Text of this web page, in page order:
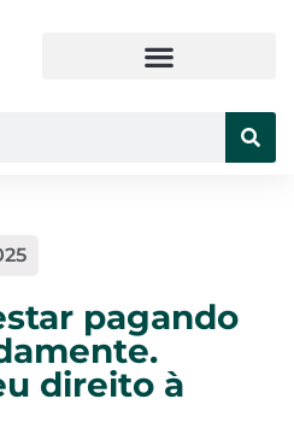
pagando
direito à